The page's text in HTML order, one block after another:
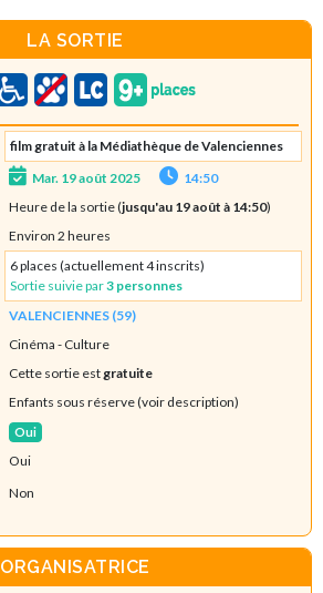
LA SORTIE
film gratuit à la Médiathèque de Valenciennes
Mar. 19 août 2025
14:50
Heure de la sortie (jusqu'au 19 août à 14:50)
Environ 2 heures
6 places (actuellement 4 inscrits)
Sortie suivie par3 personnes
VALENCIENNES (59)
Cinéma - Culture
Cette sortie est gratuite
Enfants sous réserve (voir description)
Oui
Oui
Non
ORGANISATRICE